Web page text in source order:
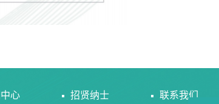
心 招贤纳士 联系我们